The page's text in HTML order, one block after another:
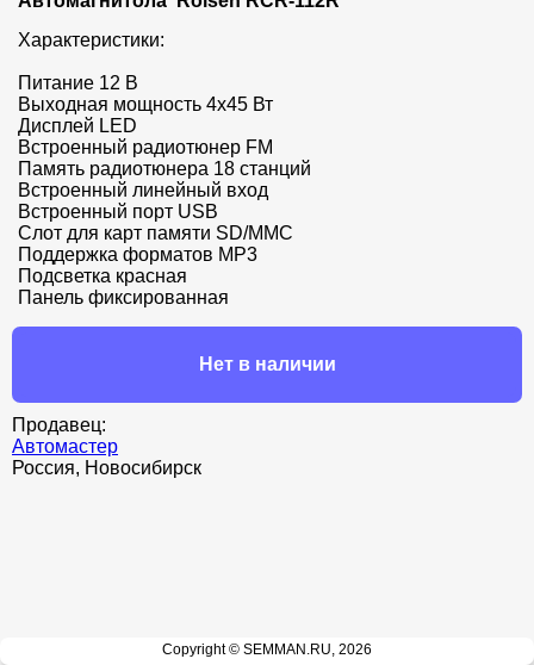
Характеристики:
Питание 12 В
Выходная мощность 4х45 Вт
Дисплей LED
Встроенный радиотюнер FM
Память радиотюнера 18 станций
Встроенный линейный вход
Встроенный порт USB
Слот для карт памяти SD/MMC
Поддержка форматов MP3
Подсветка красная
Панель фиксированная
Нет в наличии
Продавец:
Автомастер
Россия, Новосибирск
Copyright © SEMMAN.RU, 2026